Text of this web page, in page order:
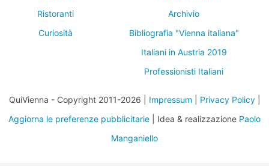
Ristoranti
Curiosità
Archivio
Bibliografia "Vienna italiana"
Italiani in Austria 2019
Professionisti Italiani
QuiVienna - Copyright 2011-2026 | Impressum Privacy Policy|
Aggiorna le preferenze pubblicitarie | Idea & realizzazione Paolo
Manganiello